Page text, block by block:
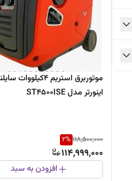
موتوربرق استریم 4کیلووات
اینورتر مدل ST4500ISE
118,500,000
2%
114,999,000
افزودن به سبد